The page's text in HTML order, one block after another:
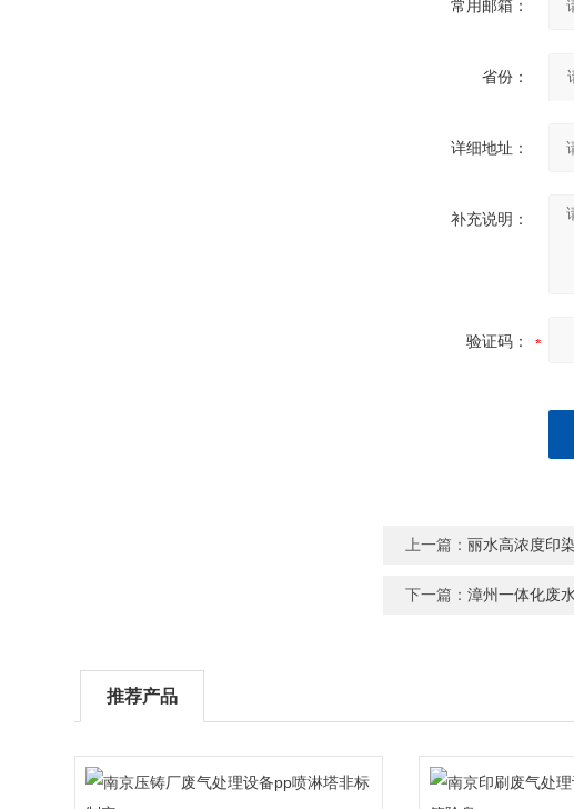
常用邮箱：
省份：
详细地址：
补充说明：
验证码：
上一篇：丽水高浓度印
下一篇：漳州一体化废
推荐产品